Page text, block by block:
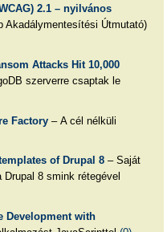
2.1 – nyilvános
Akadálymentesítési Útmutató)
Attacks Hit 10,000
szerverre csaptak le
Factory– A cél nélküli
of Drupal 8– Saját
8 smink rétegével
Development with